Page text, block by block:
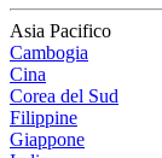
Asia Pacifico
Cambogia
Cina
Corea del Sud
Filippine
Giappone